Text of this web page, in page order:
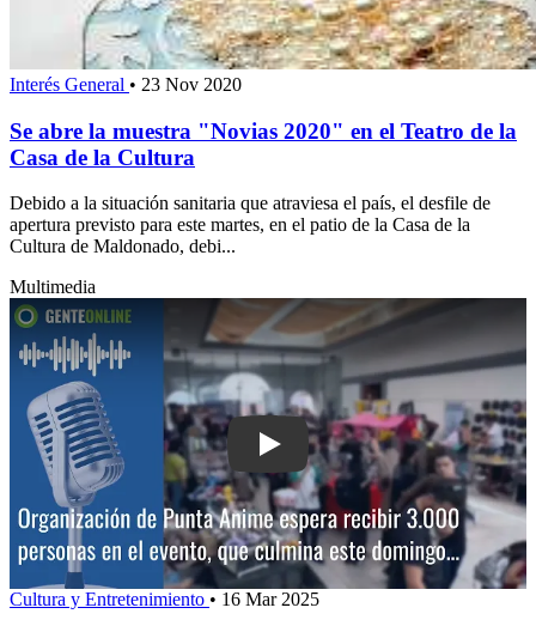
Interés General • 23 Nov 2020
Se abre la muestra "Novias 2020" en el Teatro de la
Casa de la Cultura
Debido a la situación sanitaria que atraviesa el país, el desfile de
apertura previsto para este martes, en el patio de la Casa de la
Cultura de Maldonado, debi...
Multimedia
Play: Organización de Punta Anime
Cultura y Entretenimiento • 16 Mar 2025